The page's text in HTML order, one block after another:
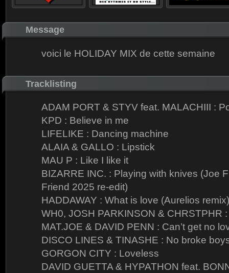
Message
voici le HOLIDAY MIX de cette semaine
Tracklisting
ADAM PORT & STYV feat. MALACHIII :
KPD : Believe in me
LIFELIKE : Dancing machine
ALAIA & GALLO : Lipstick
MAU P : Like I like it
BIZARRE INC. : Playing with knives (Joe
Friend 2025 re-edit)
HADDAWAY : What is love (Aurelios remix)
WH0, JOSH PARKINSON & CHRSTPHR
MAT.JOE & DAVID PENN : Can’t get no
DISCO LINES & TINASHE : No broke
GORGON CITY : Loveless
DAVID GUETTA & HYPATHON feat.